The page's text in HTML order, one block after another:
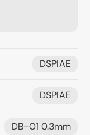
DSPIAE
DSPIAE
DB-01 0.3mm